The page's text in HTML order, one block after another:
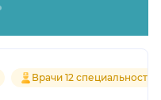
Врачи 12 специальностей